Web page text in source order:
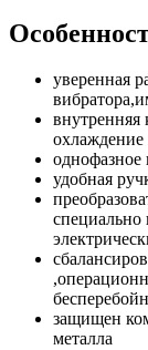
уверенная
внутренняя
охлаждение
однофазное
удобная
специально
защищен
металла